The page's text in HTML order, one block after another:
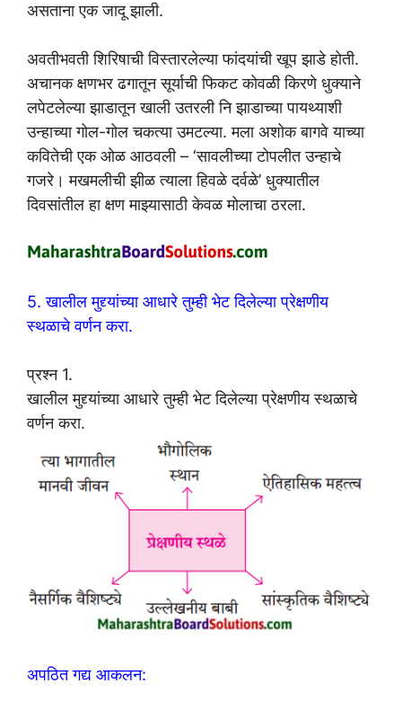
असताना एक जादू झाली.
अवतीभवती शिरिषाची विस्तारलेल्या फांदयांची खूप झाडे होती.
अचानक क्षणभर ढगातून सूर्याची फिकट कोवळी किरणे धुक्याने
लपेटलेल्या झाडातून खाली उतरली नि झाडाच्या पायथ्याशी
उन्हाच्या गोल-गोल चकत्या उमटल्या. मला अशोक बागवे याच्या
कवितेची एक ओळ आठवली – ‘सावलीच्या टोपलीत उन्हाचे
गजरे। मखमलीची झीळ त्याला हिवळे दर्वळे’ धुक्यातील
दिवसांतील हा क्षण माझ्यासाठी केवळ मोलाचा ठरला.
5. खालील मुद्द्यांच्या आधारे तुम्ही भेट दिलेल्या प्रेक्षणीय
स्थळाचे वर्णन करा.
प्रश्न 1.
खालील मुद्द्यांच्या आधारे तुम्ही भेट दिलेल्या प्रेक्षणीय स्थळाचे
वर्णन करा.
अपठित गद्य आकलन: